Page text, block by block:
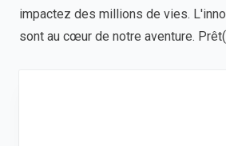
impactez des millions de vies.
sont au cœur de notre aventure.